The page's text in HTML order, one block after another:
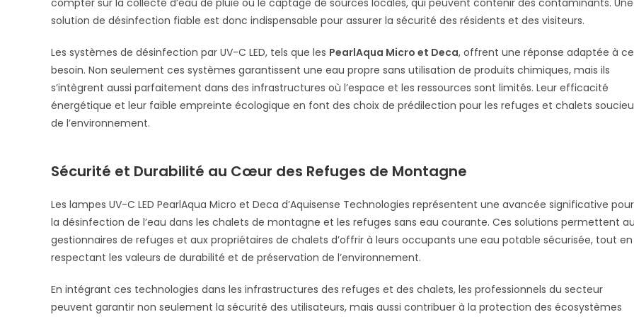
solution de désinfection fiable est donc indispensable pour assurer la sécurité des résidents et des visiteurs.
Les systèmes de désinfection par UV-C LED, tels que les PearlAqua Micro et Deca, offrent une réponse adaptée à ce
besoin. Non seulement ces systèmes garantissent une eau propre sans utilisation de produits chimiques, mais ils
s’intègrent aussi parfaitement dans des infrastructures où l’espace et les ressources sont limités. Leur efficacité
énergétique et leur faible empreinte écologique en font des choix de prédilection pour les refuges et chalets
de l’environnement.
Sécurité et Durabilité au Cœur des Refuges de Montagne
Les lampes UV-C LED PearlAqua Micro et Deca d’Aquisense Technologies représentent une avancée significative pour
la désinfection de l’eau dans les chalets de montagne et les refuges sans eau courante. Ces solutions permettent
gestionnaires de refuges et aux propriétaires de chalets d’offrir à leurs occupants une eau potable sécurisée, tout en
respectant les valeurs de durabilité et de préservation de l’environnement.
En intégrant ces technologies dans les infrastructures des refuges et des chalets, les professionnels du secteur
peuvent garantir non seulement la sécurité des utilisateurs, mais aussi contribuer à la protection des écosystèmes